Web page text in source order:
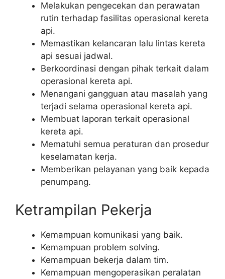
Melakukan pengecekan dan perawatan
rutin terhadap fasilitas operasional kereta
api.
Memastikan kelancaran lalu lintas kereta
api sesuai jadwal.
Berkoordinasi dengan pihak terkait dalam
operasional kereta api.
Menangani gangguan atau masalah yang
terjadi selama operasional kereta api.
Membuat laporan terkait operasional
kereta api.
Mematuhi semua peraturan dan prosedur
keselamatan kerja.
Memberikan pelayanan yang baik kepada
penumpang.
Ketrampilan Pekerja
Kemampuan komunikasi yang baik.
Kemampuan problem solving.
Kemampuan bekerja dalam tim.
Kemampuan mengoperasikan peralatan